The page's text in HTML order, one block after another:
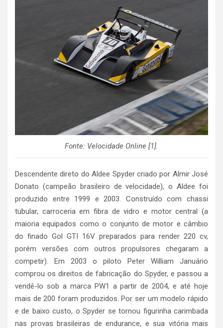
Fonte: Velocidade Online [1].
Descendente direto do Aldee Spyder criado por Almir José
Donato (campeão brasileiro de velocidade), o Aldee foi
produzido entre 1999 e 2003. Construído com chassi
tubular, carroceria em fibra de vidro e motor central (a
maioria equipados como o conjunto de motor e câmbio
do finado Gol GTI 16V preparados para render 220 cv,
porém versões com outros propulsores chegaram a
competir). Em 2003 o piloto Peter William Januário
comprou os direitos de fabricação do Spyder, e passou a
vendê-lo sob a marca PW1 a partir de 2004, e até hoje
mais de 200 foram produzidos. Por ser um modelo rápido
e de baixo custo, o Spyder se tornou figurinha carimbada
nas provas brasileiras de endurance, e sua vitória mais